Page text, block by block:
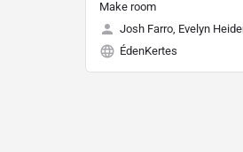
Make room
Josh Farro, Evelyn
ÉdenKertes